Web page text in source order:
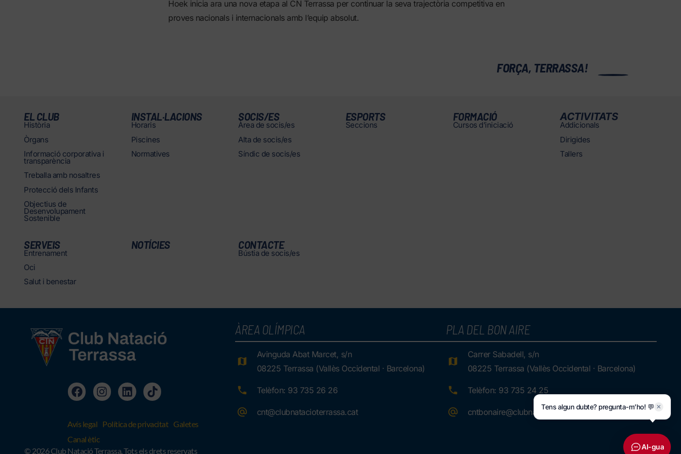
Hoek inicia ara una nova etapa al CN Terrassa per continuar la seva trajectòria competitiva en
proves nacionals i internacionals amb l’equip absolut.
FORÇA, TERRASSA!
EL CLUB
Història
Òrgans
Informació corporativa i
transparència
Treballa amb nosaltres
Protecció dels Infants
Objectius de
Desenvolupament
Sostenible
INSTAL·LACIONS
Horaris
Piscines
Normatives
SOCIS/ES
Àrea de socis/es
Alta de socis/es
Síndic de socis/es
ESPORTS
Seccions
FORMACIÓ
Cursos d’iniciació
ACTIVITATS
Addicionals
Dirigides
Tallers
SERVEIS
Entrenament
Oci
Salut i benestar
NOTÍCIES CONTACTE
Bústia de socis/es
Avís legal Política de privacitat Galetes
Canal ètic
ÀREA OLÍMPICA
Avinguda Abat Marcet, s/n
08225 Terrassa (Vallès Occidental · Barcelona)
Telèfon: 93 735 26 26
cnt@clubnatacioterrassa.cat
PLA DEL BON AIRE
Carrer Sabadell, s/n
08225 Terrassa (Vallès Occidental · Barcelona)
Telèfon: 93 735 24 25
cntbonaire@clubnatacioterrassa.cat
© 2026 Club Natació Terrassa. Tots els drets reservats AI-gua
Tens algun dubte? pregunta-m’ho! 💬 ✕